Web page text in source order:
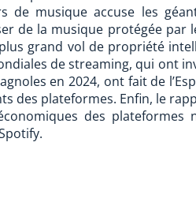
de musique accuse les
de la musique protégée par
grand vol de propriété
de streaming, qui ont
en 2024, ont fait de
des plateformes. Enfin, le
des